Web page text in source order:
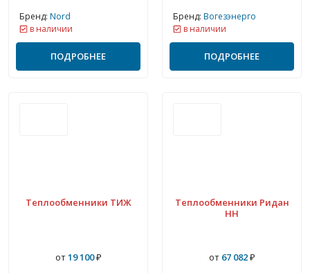
Бренд: Nord
в наличии
ПОДРОБНЕЕ
Бренд: Вогезэнерго
в наличии
ПОДРОБНЕЕ
Теплообменники ТИЖ
от19 100₽
Теплообменники Ридан
НН
от67 082₽